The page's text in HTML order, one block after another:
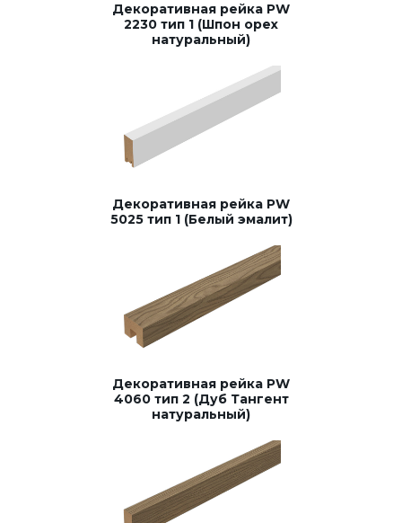
Декоративная рейка PW
2230 тип 1 (Шпон орех
натуральный)
Декоративная рейка PW
5025 тип 1 (Белый эмалит)
Декоративная рейка PW
4060 тип 2 (Дуб Тангент
натуральный)